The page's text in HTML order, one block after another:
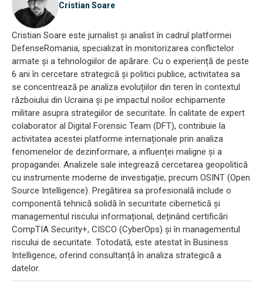
Cristian Soare
Cristian Soare este jurnalist și analist în cadrul platformei
DefenseRomania, specializat în monitorizarea conflictelor
armate și a tehnologiilor de apărare. Cu o experiență de peste
6 ani în cercetare strategică și politici publice, activitatea sa
se concentrează pe analiza evoluțiilor din teren în contextul
războiului din Ucraina și pe impactul noilor echipamente
militare asupra strategiilor de securitate. În calitate de expert
colaborator al Digital Forensic Team (DFT), contribuie la
activitatea acestei platforme internaționale prin analiza
fenomenelor de dezinformare, a influenței maligne și a
propagandei. Analizele sale integrează cercetarea geopolitică
cu instrumente moderne de investigație, precum OSINT (Open
Source Intelligence). Pregătirea sa profesională include o
componentă tehnică solidă în securitate cibernetică și
managementul riscului informațional, deținând certificări
CompTIA Security+, CISCO (CyberOps) și în managementul
riscului de securitate. Totodată, este atestat în Business
Intelligence, oferind consultanță în analiza strategică a
datelor.